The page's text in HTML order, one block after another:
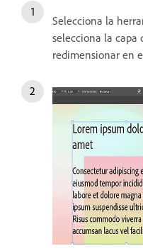
Selecciona la
selecciona la capa
redimensionar en